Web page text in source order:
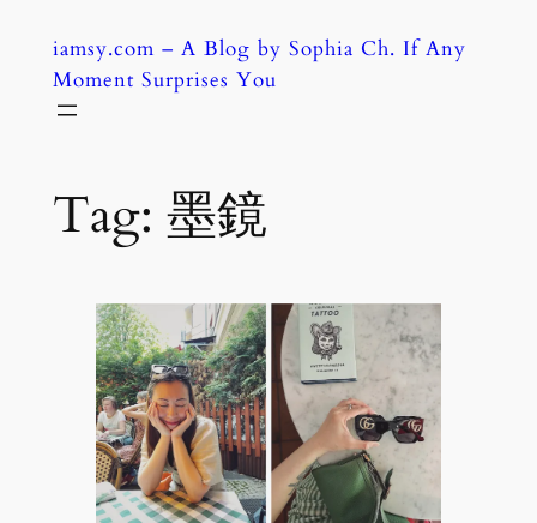
content
iamsy.com – A Blog by Sophia Ch. If Any
Moment Surprises You
Tag: 墨鏡